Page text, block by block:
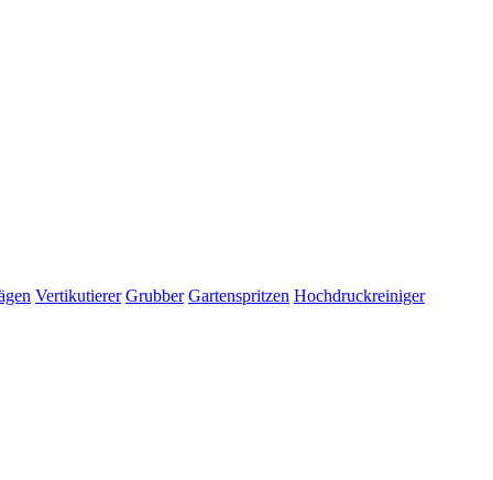
Vertikutierer Grubber Gartenspritzen Hochdruckreiniger